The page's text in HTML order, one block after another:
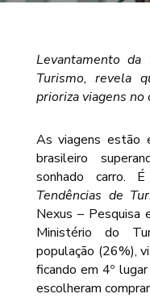
Levantamento
Turismo, revela
prioriza viagens
As viagens estão
brasileiro
sonhado carro.
Tendências de
Nexus – Pesquisa
Ministério do
população (26%),
ficando em 4º
escolheram